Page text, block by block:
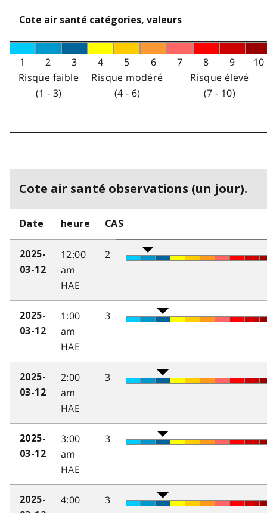
Cote air santé catégories, valeurs
1 2 3 4 5 6 7 8 9
10
Risque faible
(1 - 3)
Risque modéré
(4 - 6)
Risque élevé
(7 - 10)
Cote air santé observations (un jour).
Date heure CAS
2025-
03-12
12:00
am
HAE
2
2025-
03-12
1:00
am
HAE
3
2025-
03-12
2:00
am
HAE
3
2025-
03-12
3:00
am
HAE
3
2025-
4:00
3